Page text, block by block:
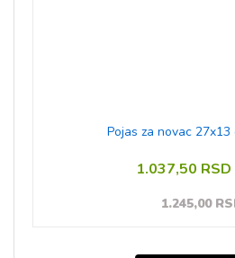
Pojas za novac 27x13
1.037,50 RSD
1.245,00